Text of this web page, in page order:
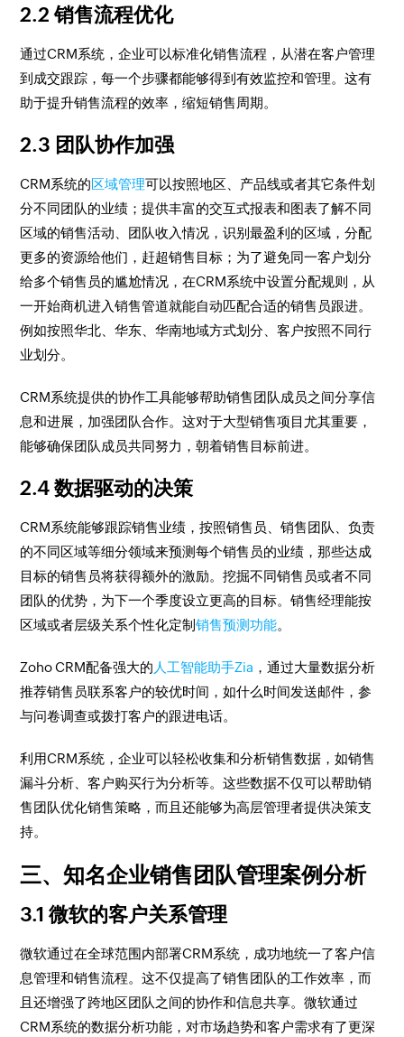
2.2 销售流程优化
通过CRM系统，企业可以标准化销售流程，从潜在客户管理
到成交跟踪，每一个步骤都能够得到有效监控和管理。这有
助于提升销售流程的效率，缩短销售周期。
2.3 团队协作加强
CRM系统的区域管理可以按照地区、产品线或者其它条件划
分不同团队的业绩；提供丰富的交互式报表和图表了解不同
区域的销售活动、团队收入情况，识别最盈利的区域，分配
更多的资源给他们，赶超销售目标；为了避免同一客户划分
给多个销售员的尴尬情况，在CRM系统中设置分配规则，从
一开始商机进入销售管道就能自动匹配合适的销售员跟进。
例如按照华北、华东、华南地域方式划分、客户按照不同行
业划分。
CRM系统提供的协作工具能够帮助销售团队成员之间分享信
息和进展，加强团队合作。这对于大型销售项目尤其重要，
能够确保团队成员共同努力，朝着销售目标前进。
2.4 数据驱动的决策
CRM系统能够跟踪销售业绩，按照销售员、销售团队、负责
的不同区域等细分领域来预测每个销售员的业绩，那些达成
目标的销售员将获得额外的激励。挖掘不同销售员或者不同
团队的优势，为下一个季度设立更高的目标。销售经理能按
区域或者层级关系个性化定制销售预测功能。
Zoho CRM配备强大的 人工智能助手Zia ，通过大量数据分析
推荐销售员联系客户的较优时间，如什么时间发送邮件，参
与问卷调查或拨打客户的跟进电话。
利用CRM系统，企业可以轻松收集和分析销售数据，如销售
漏斗分析、客户购买行为分析等。这些数据不仅可以帮助销
售团队优化销售策略，而且还能够为高层管理者提供决策支
持。
三、知名企业销售团队管理案例分析
3.1 微软的客户关系管理
微软通过在全球范围内部署CRM系统，成功地统一了客户信
息管理和销售流程。这不仅提高了销售团队的工作效率，而
且还增强了跨地区团队之间的协作和信息共享。微软通过
CRM系统的数据分析功能，对市场趋势和客户需求有了更深